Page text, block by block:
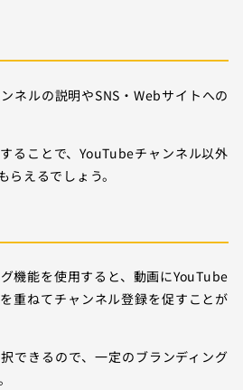
ネルの説明やSNS・Webサイトへの
ることで、YouTubeチャンネル以外
らえるでしょう。
機能を使用すると、動画にYouTube
重ねてチャンネル登録を促すことが
できるので、一定のブランディング